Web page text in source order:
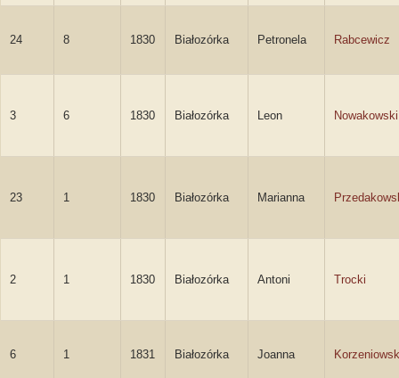
24 8 1830 Białozórka Petronela Rabcewicz
3 6 1830 Białozórka Leon Nowakowski
23 1 1830 Białozórka Marianna
2 1 1830 Białozórka Antoni Trocki
6 1 1831 Białozórka Joanna